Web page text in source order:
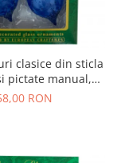
clasice din sticla
pictate manual,
Fabrica lui Mos
RON